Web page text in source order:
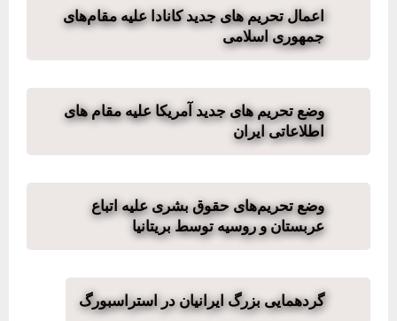
اعمال تحریم های جدید کانادا علیه مقام‌های
جمهوری اسلامی
وضع تحریم های جدید آمریکا علیه مقام های
اطلاعاتی ایران
وضع تحریم‌های حقوق بشری علیه اتباع
عربستان و روسیه توسط بریتانیا
گردهمایی بزرگ ایرانیان در استراسبورگ